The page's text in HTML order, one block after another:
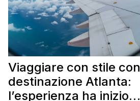
Viaggiare con stile con
destinazione Atlanta:
l’esperienza ha inizio